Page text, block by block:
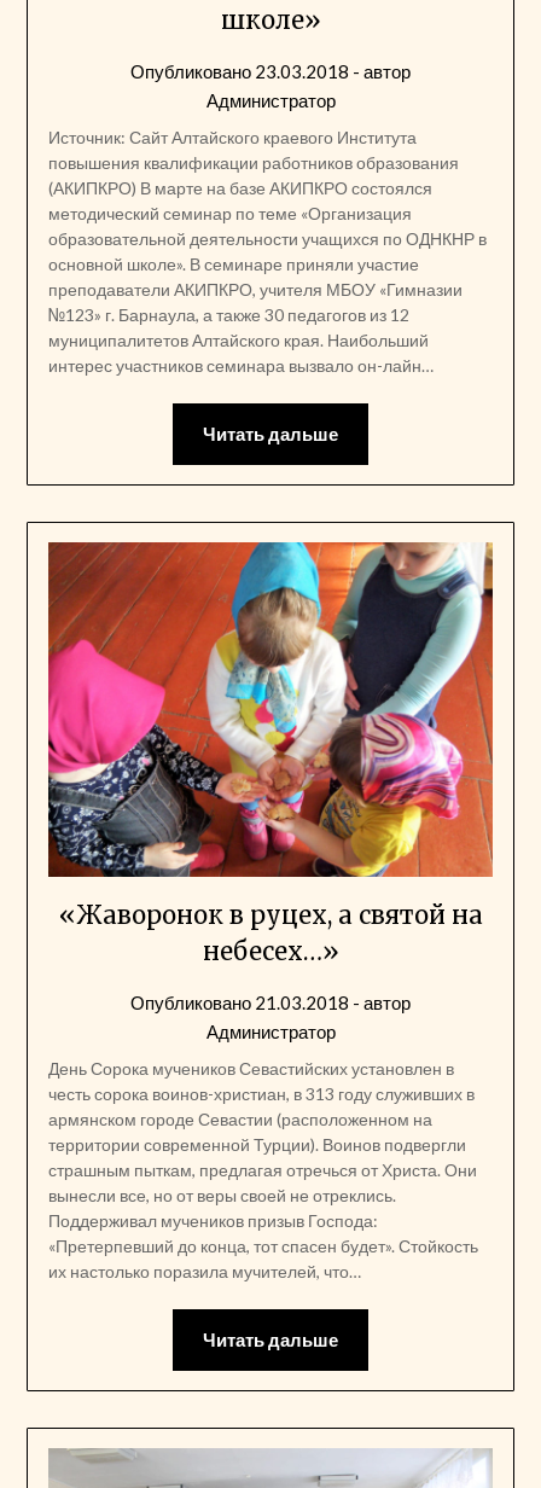
школе»
Опубликовано 23.03.2018 - автор
Администратор
Источник: Сайт Алтайского краевого Института
повышения квалификации работников образования
(АКИПКРО) В марте на базе АКИПКРО состоялся
методический семинар по теме «Организация
образовательной деятельности учащихся по ОДНКНР в
основной школе». В семинаре приняли участие
преподаватели АКИПКРО, учителя МБОУ «Гимназии
№123» г. Барнаула, а также 30 педагогов из 12
муниципалитетов Алтайского края. Наибольший
интерес участников семинара вызвало он-лайн…
Читать дальше
«Жаворонок в руцех, а святой на
небесех…»
Опубликовано 21.03.2018 - автор
Администратор
День Сорока мучеников Севастийских установлен в
честь сорока воинов-христиан, в 313 году служивших в
армянском городе Севастии (расположенном на
территории современной Турции). Воинов подвергли
страшным пыткам, предлагая отречься от Христа. Они
вынесли все, но от веры своей не отреклись.
Поддерживал мучеников призыв Господа:
«Претерпевший до конца, тот спасен будет». Стойкость
их настолько поразила мучителей, что…
Читать дальше